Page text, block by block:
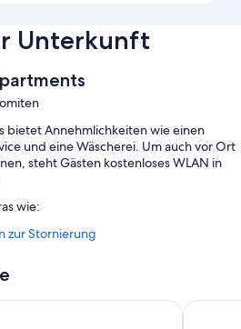
Unterkunft
bietet Annehmlichkeiten wie einen
und eine Wäscherei. Um auch vor Ort
steht Gästen kostenloses WLAN in
wie:
Wintersportausrüstung und
zur Stornierung
Hotel